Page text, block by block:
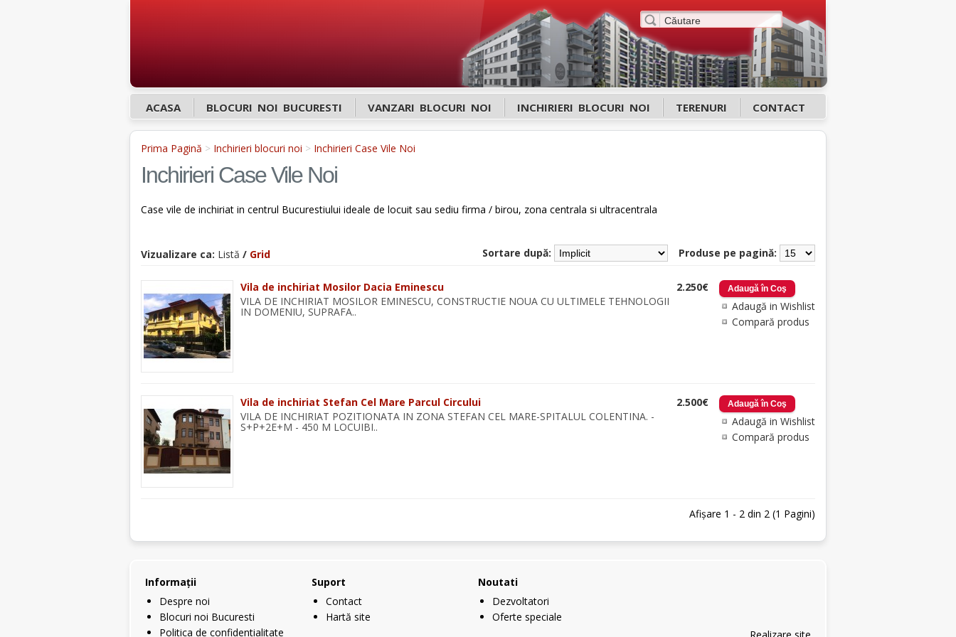
ACASA BLOCURI NOI BUCURESTI VANZARI BLOCURI NOI INCHIRIERI BLOCURI NOI TERENURI CONTACT
Prima Pagină > Inchirieri blocuri noi > Inchirieri Case Vile Noi
Inchirieri Case Vile Noi
Case vile de inchiriat in centrul Bucurestiului ideale de locuit sau sediu firma / birou, zona centrala si ultracentrala
Vizualizare ca: Listă / Grid Produse pe pagină:
Sortare după:
Adaugă in Wishlist
Compară produs
2.250€
Vila de inchiriat Mosilor Dacia Eminescu
VILA DE INCHIRIAT MOSILOR EMINESCU, CONSTRUCTIE NOUA CU ULTIMELE TEHNOLOGII
IN DOMENIU, SUPRAFA..
Adaugă in Wishlist
Compară produs
2.500€
Vila de inchiriat Stefan Cel Mare Parcul Circului
VILA DE INCHIRIAT POZITIONATA IN ZONA STEFAN CEL MARE-SPITALUL COLENTINA. -
S+P+2E+M - 450 M LOCUIBI..
Afişare 1 - 2 din 2 (1 Pagini)
Informaţii
Despre noi
Blocuri noi Bucuresti
Politica de confidentialitate
Suport
Contact
Hartă site
Noutati
Dezvoltatori
Oferte speciale